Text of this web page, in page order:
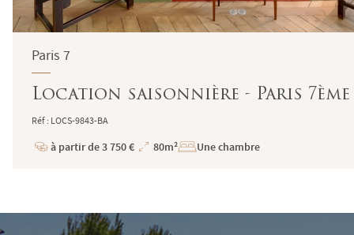
Paris 7
Location saisonnière - Paris 7ème
Réf : LOCS-9843-BA
Prix
à partir de 3 750 €
Superficie
80m² Une chambre